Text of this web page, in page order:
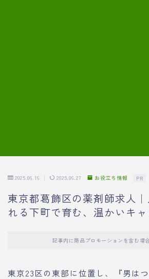
2025.06.16 2025.06.27 お役立ち情報 PR
東京都葛飾区の薬剤師求人
れる下町で育む、温かいキャ
記事内に商品プロモーションを含む場
東京23区の東部に位置し、『男は